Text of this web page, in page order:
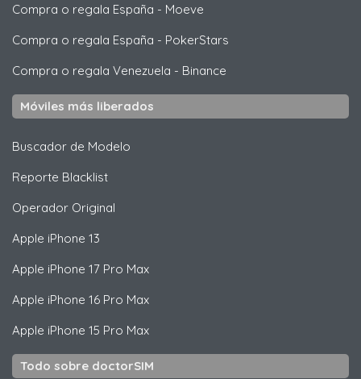
Compra o regala España - Moeve
Compra o regala España - PokerStars
Compra o regala Venezuela - Binance
Móviles más liberados
Buscador de Modelo
Reporte Blacklist
Operador Original
Apple iPhone 13
Apple iPhone 17 Pro Max
Apple iPhone 16 Pro Max
Apple iPhone 15 Pro Max
Todo sobre doctorSIM